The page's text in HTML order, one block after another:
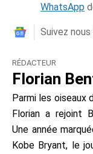
WhatsApp
Suivez
RÉDACTEUR
Florian
Parmi les oiseaux
Florian a rejoint
Une année
Kobe Bryant, le